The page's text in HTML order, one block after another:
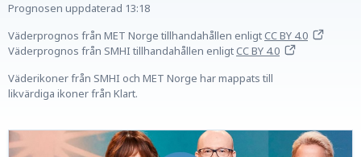
Prognosen uppdaterad 13:18
Väderprognos från MET Norge tillhandahållen enligtCC BY 4.0
Väderprognos från SMHI tillhandahållen enligtCC BY 4.0
Väderikoner från SMHI och MET Norge har mappats till
likvärdiga ikoner från Klart.